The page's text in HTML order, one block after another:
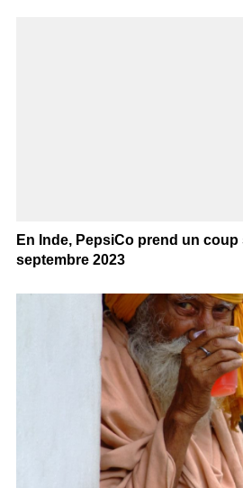
En Inde, PepsiCo prend un coup
septembre 2023